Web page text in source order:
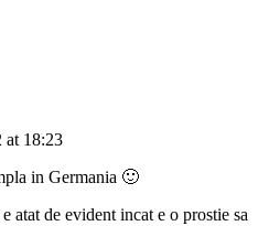
at 18:23
in Germania 🙂
atat de evident incat e o prostie sa